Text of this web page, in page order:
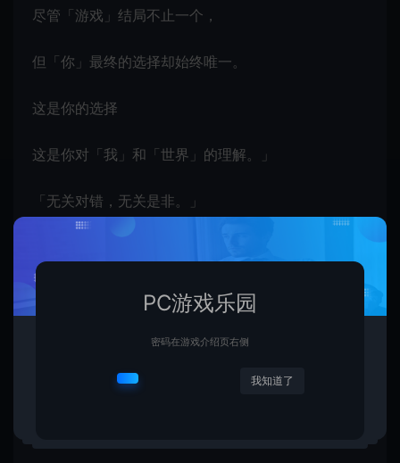
尽管「游戏」结局不止一个，
但「你」最终的选择却始终唯一。
这是你的选择
这是你对「我」和「世界」的理解。」
「无关对错，无关是非。」
「游戏」之外，亦是世界。
「游戏」内容涉及到某个群体和理论体系。
「这是我的存在和我过去的思考。」
PC游戏乐园
密码在游戏介绍页右侧
我知道了